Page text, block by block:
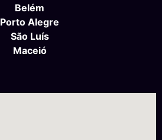
Belém
Porto Alegre
São Luís
Maceió